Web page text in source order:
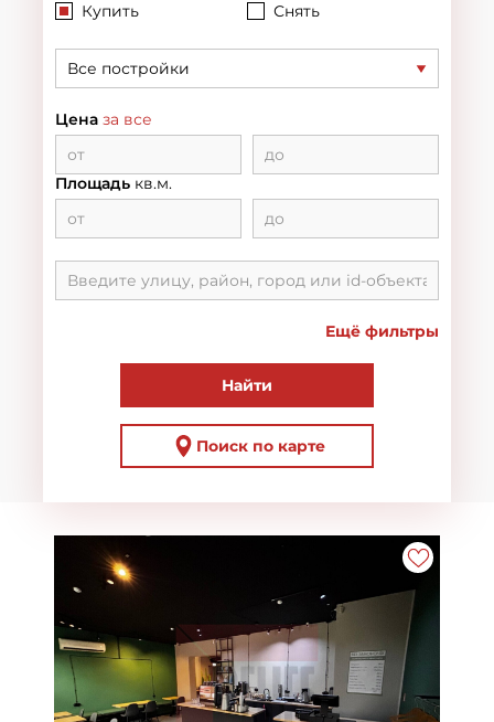
Купить Снять
Все постройки
Цена за все
Площадь кв.м.
Ещё фильтры
Найти
Поиск по карте